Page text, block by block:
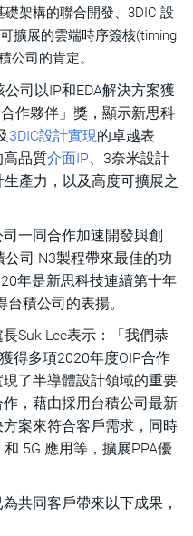
架構的聯合開發、3DIC 設
擴展的雲端時序簽核(timing
公司的肯定。
司以IP和EDA解決方案獲
作夥伴」獎，顯示新思科
3DIC設計實現的卓越表
高品質介面IP、3奈米設計
產力，以及高度可擴展之
一同合作加速開發與創
司 N3製程帶來最佳的功
年是新思科技連續第十年
積公司的表揚。
Suk Lee表示：「我們恭
得多項2020年度OIP合作
了半導體設計領域的重要
，藉由採用台積公司最新
案來符合客戶需求，同時
5G 應用等，擴展PPA優
共同客戶帶來以下成果，